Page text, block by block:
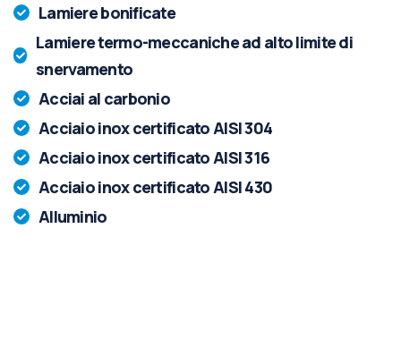
Lamiere bonificate
Lamiere termo-meccaniche ad alto limite di
snervamento
Acciai al carbonio
Acciaio inox certificato AISI 304
Acciaio inox certificato AISI 316
Acciaio inox certificato AISI 430
Alluminio